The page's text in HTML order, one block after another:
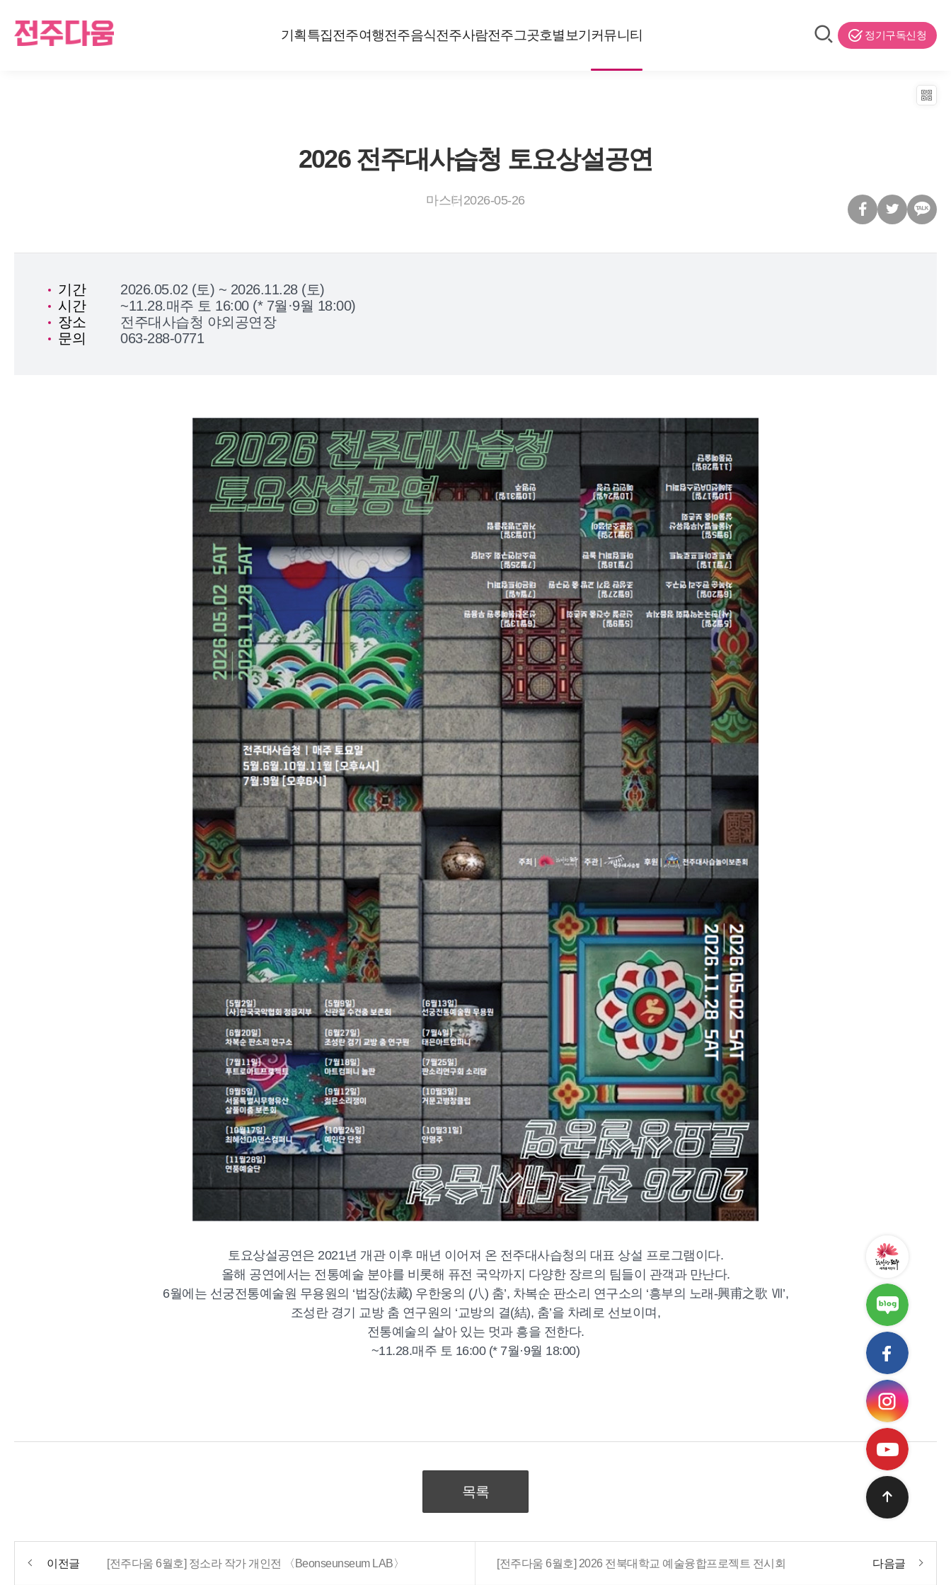
기획특집전주여행전주음식전주사람전주그곳호별보기 커뮤니티 정기구독신청
2026 전주대사습청 토요상설공연
마스터 2026-05-26
기간
2026.05.02 (토) ~ 2026.11.28 (토)
시간
~11.28.매주 토 16:00 (* 7월·9월 18:00)
장소
전주대사습청 야외공연장
문의
063-288-0771
토요상설공연은 2021년 개관 이후 매년 이어져 온 전주대사습청의 대표 상설 프로그램이다.
올해 공연에서는 전통예술 분야를 비롯해 퓨전 국악까지 다양한 장르의 팀들이 관객과 만난다.
6월에는 선궁전통예술원 무용원의 ‘법장(法藏) 우한웅의 (八) 춤’, 차복순 판소리 연구소의 ‘흥부의 노래-興甫之歌 Ⅶ’,
조성란 경기 교방 춤 연구원의 ‘교방의 결(結), 춤’을 차례로 선보이며,
전통예술의 살아 있는 멋과 흥을 전한다.
~11.28.매주 토 16:00 (* 7월·9월 18:00)
목록
이전글 [전주다움 6월호] 정소라 작가 개인전 〈Beonseunseum LAB〉 다음글
[전주다움 6월호] 2026 전북대학교 예술융합프로젝트 전시회